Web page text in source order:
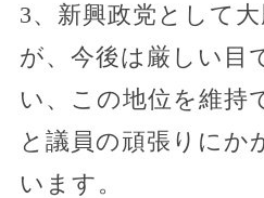
3、新興政党として
が、今後は厳しい目
い、この地位を維持
と議員の頑張りにか
います。